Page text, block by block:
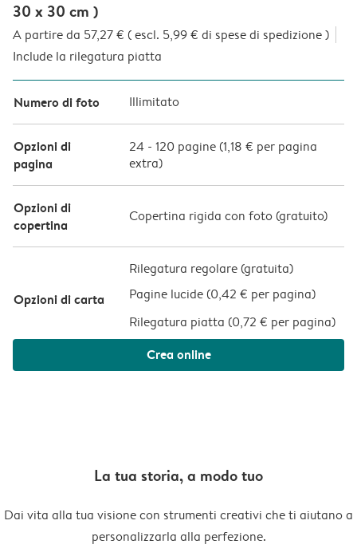
30 x 30 cm )
A partire da 57,27 € ( escl. 5,99 € di spese di spedizione )
Include la rilegatura piatta
Numero di foto Illimitato
Opzioni di
pagina
24 - 120 pagine (1,18 € per pagina
extra)
Opzioni di
copertina
Copertina rigida con foto (gratuito)
Opzioni di carta
Rilegatura regolare (gratuita)
Pagine lucide (0,42 € per pagina)
Rilegatura piatta (0,72 € per pagina)
Crea online
La tua storia, a modo tuo
Dai vita alla tua visione con strumenti creativi che ti aiutano a
personalizzarla alla perfezione.